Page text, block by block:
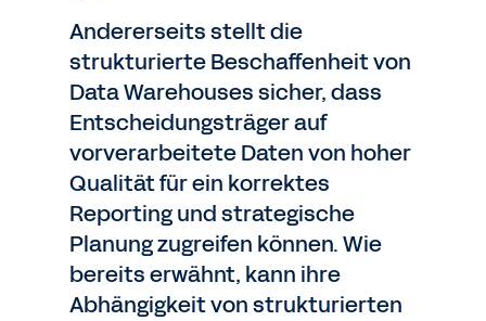
Andererseits stellt die
strukturierte Beschaffenheit von
Data Warehouses sicher, dass
Entscheidungsträger auf
vorverarbeitete Daten von hoher
Qualität für ein korrektes
Reporting und strategische
Planung zugreifen können. Wie
bereits erwähnt, kann ihre
Abhängigkeit von strukturierten